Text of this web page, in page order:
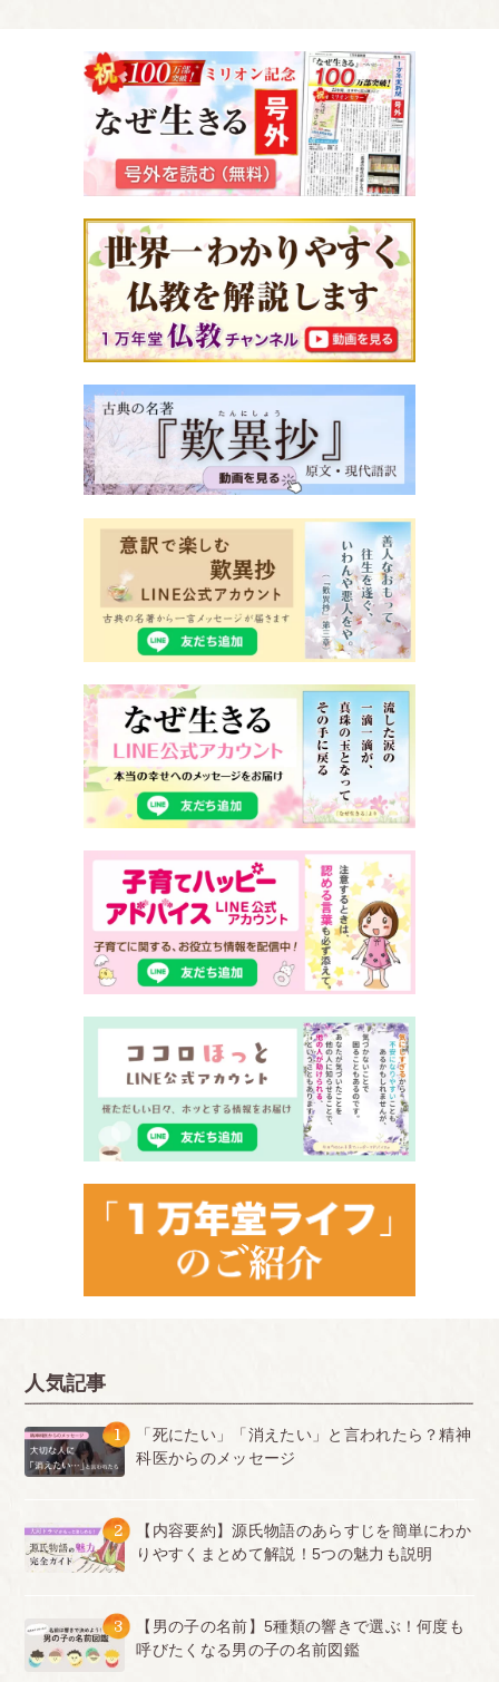
人気記事
1
「死にたい」「消えたい」と言われたら？精神
科医からのメッセージ
2
【内容要約】源氏物語のあらすじを簡単にわか
りやすくまとめて解説！5つの魅力も説明
3
【男の子の名前】5種類の響きで選ぶ！何度も
呼びたくなる男の子の名前図鑑